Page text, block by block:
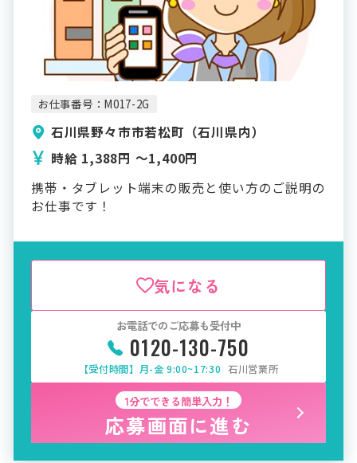
お仕事番号：M017-2G
石川県野々市市若松町（石川県内）
時給 1,388円 〜1,400円
携帯・タブレット端末の販売と使い方のご説明の
お仕事です！
気になる
お電話でのご応募も受付中
0120-130-750
【受付時間】月-金 9:00~17:30 石川営業所
1分でできる簡単入力！
応募画面に進む